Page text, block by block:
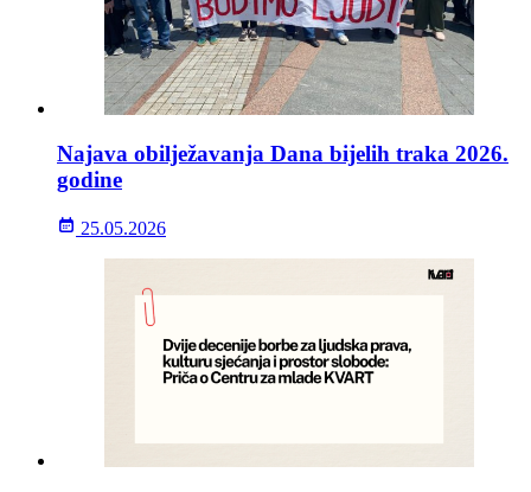
Najava obilježavanja Dana bijelih traka 2026.
godine
25.05.2026